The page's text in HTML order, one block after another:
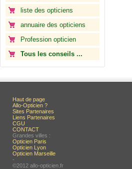
liste des opticiens
annuaire des opticiens
Profession opticien
Tous les conseils ...
Haut de page
Allo-Opticien ?
Sites Partenaires
Liens Partenaires
CGU
CONTACT
Grandes villes :
Opticien Paris
Opticien Lyon
Opticien Marseille
-
©2012 allo-opticien.fr